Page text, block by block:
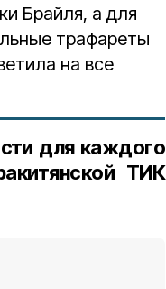
Брайля, а для
трафареты
на все
для каждого
ТИК